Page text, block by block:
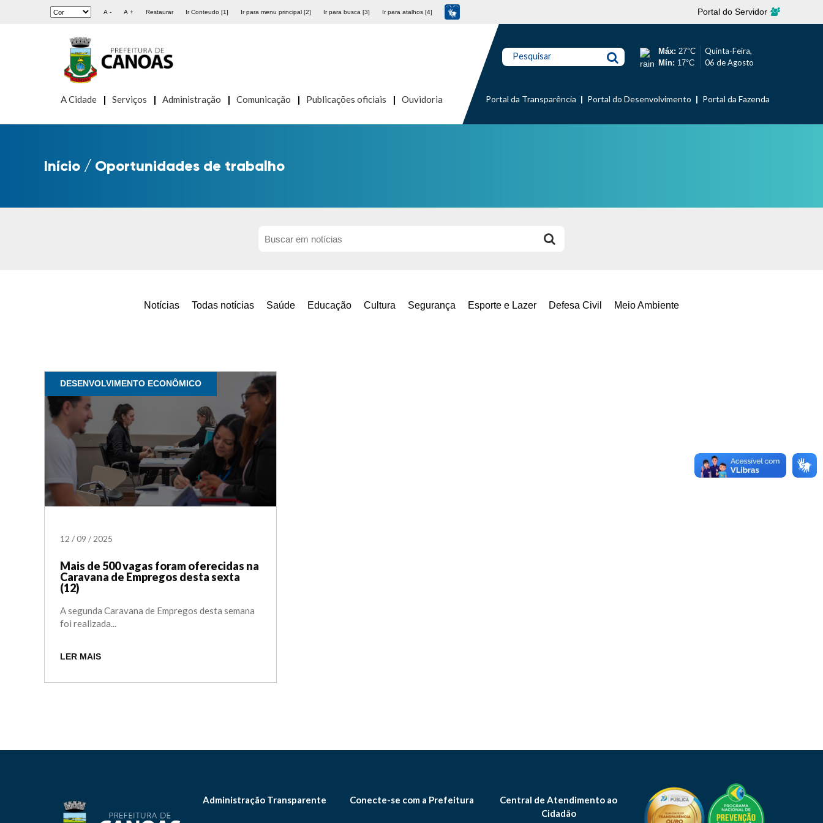
A - A + Restaurar Ir Conteudo [1] Ir para menu principal [2] Ir para busca [3] Ir para atalhos [4] Portal do Servidor
A Cidade Serviços Administração Comunicação Publicações oficiais Ouvidoria
Pesquisar Máx: 27°C
Mín: 17°C
Quinta-Feira,
06 de Agosto
Portal da Transparência Portal do Desenvolvimento Portal da Fazenda
Início / Oportunidades de trabalho
Notícias Todas notícias Saúde Educação Cultura Segurança Esporte e Lazer Defesa Civil Meio Ambiente
DESENVOLVIMENTO ECONÔMICO
12 /09 /2025
Mais de 500 vagas foram oferecidas na
Caravana de Empregos desta sexta
(12)
A segunda Caravana de Empregos desta semana
foi realizada...
LER MAIS
Administração Transparente Conecte-se com a Prefeitura
Central de Atendimento ao
Cidadão